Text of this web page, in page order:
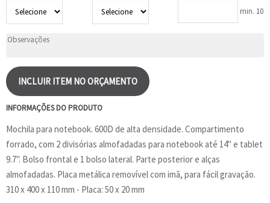
min. 10
INCLUIR ITEM NO ORÇAMENTO
INFORMAÇÕES DO PRODUTO
Mochila para notebook. 600D de alta densidade. Compartimento
forrado, com 2 divisórias almofadadas para notebook até 14'' e tablet
9.7''. Bolso frontal e 1 bolso lateral. Parte posterior e alças
almofadadas. Placa metálica removível com imã, para fácil gravação.
310 x 400 x 110 mm - Placa: 50 x 20 mm